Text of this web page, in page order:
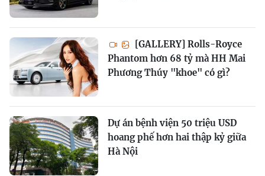
[GALLERY] Rolls-Royce
Phantom hơn 68 tỷ mà HH Mai
Phương Thúy "khoe" có gì?
Dự án bệnh viện 50 triệu USD
hoang phế hơn hai thập kỷ giữa
Hà Nội